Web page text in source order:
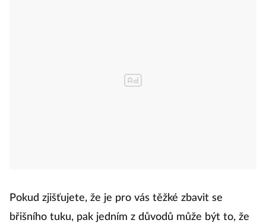
Pokud zjišťujete, že je pro vás těžké zbavit se
břišního tuku, pak jedním z důvodů může být to, že